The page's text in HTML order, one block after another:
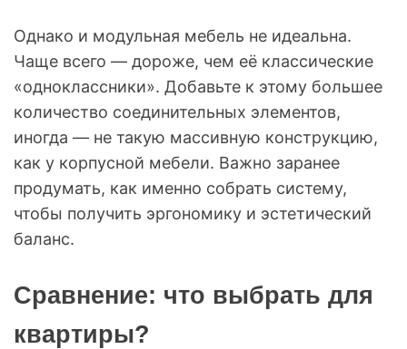
Однако и модульная мебель не идеальна.
Чаще всего — дороже, чем её классические
«одноклассники». Добавьте к этому большее
количество соединительных элементов,
иногда — не такую массивную конструкцию,
как у корпусной мебели. Важно заранее
продумать, как именно собрать систему,
чтобы получить эргономику и эстетический
баланс.
Сравнение: что выбрать для
квартиры?